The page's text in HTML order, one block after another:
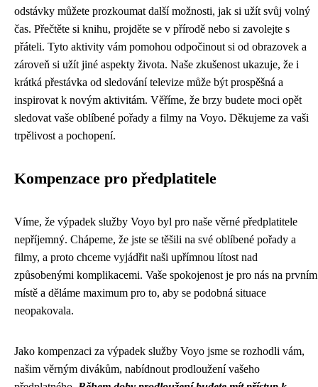
odstávky můžete prozkoumat další možnosti, jak si užít svůj volný
čas. Přečtěte si knihu, projděte se v přírodě nebo si zavolejte s
přáteli. Tyto aktivity vám pomohou odpočinout si od obrazovek a
zároveň si užít jiné aspekty života. Naše zkušenost ukazuje, že i
krátká přestávka od sledování televize může být prospěšná a
inspirovat k novým aktivitám. Věříme, že brzy budete moci opět
sledovat vaše oblíbené pořady a filmy na Voyo. Děkujeme za vaši
trpělivost a pochopení.
Kompenzace pro předplatitele
Víme, že výpadek služby Voyo byl pro naše věrné předplatitele
nepříjemný. Chápeme, že jste se těšili na své oblíbené pořady a
filmy, a proto chceme vyjádřit naši upřímnou lítost nad
způsobenými komplikacemi. Vaše spokojenost je pro nás na prvním
místě a děláme maximum pro to, aby se podobná situace
neopakovala.
Jako kompenzaci za výpadek služby Voyo jsme se rozhodli vám,
našim věrným divákům, nabídnout prodloužení vašeho